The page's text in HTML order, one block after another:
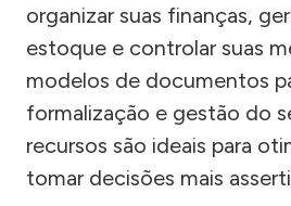
organizar suas finanças,
estoque e controlar suas
modelos de documentos
formalização e gestão do
recursos são ideais para
tomar decisões mais